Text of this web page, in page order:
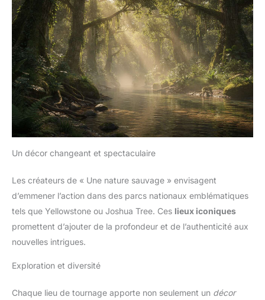
Un décor changeant et spectaculaire
Les créateurs de « Une nature sauvage » envisagent
d’emmener l’action dans des parcs nationaux emblématiques
tels que Yellowstone ou Joshua Tree. Ces lieux iconiques
promettent d’ajouter de la profondeur et de l’authenticité aux
nouvelles intrigues.
Exploration et diversité
Chaque lieu de tournage apporte non seulement un décor